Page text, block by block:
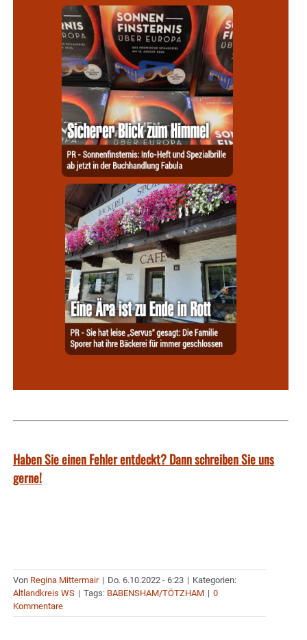
Haben Sie einen Fehler entdeckt? Dann schreiben Sie uns
gerne!
Von Regina Mittermair | Do. 6.10.2022 - 6:23 | Kategorien:
Altlandkreis WS | Tags: BABENSHAM/TÖTZHAM | 0
Kommentare